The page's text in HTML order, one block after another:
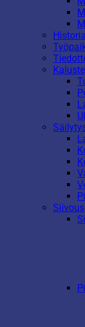
Historia
Siivous